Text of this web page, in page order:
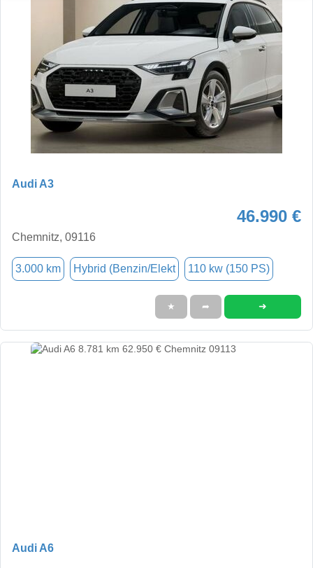
Audi A3
46.990 €
Chemnitz, 09116
3.000 km Hybrid (Benzin/Elekt 110 kw (150 PS)
★ ➦ ➜
Audi A6